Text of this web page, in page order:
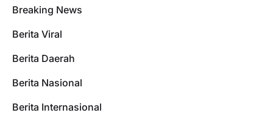
Breaking News
Berita Viral
Berita Daerah
Berita Nasional
Berita Internasional